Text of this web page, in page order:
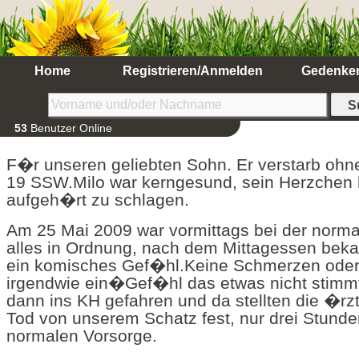
Home Registrieren/Anmelden
53 Benutzer Online
F�r unseren geliebten Sohn. Er verstarb
19 SSW.Milo war kerngesund, sein
aufgeh�rt zu schlagen.
Am 25 Mai 2009 war vormittags bei der
alles in Ordnung, nach dem Mittagessen
ein komisches Gef�hl.Keine Schmerzen
irgendwie ein�Gef�hl das etwas nicht
dann ins KH gefahren und da stellten die
Tod von unserem Schatz fest, nur drei
normalen Vorsorge.